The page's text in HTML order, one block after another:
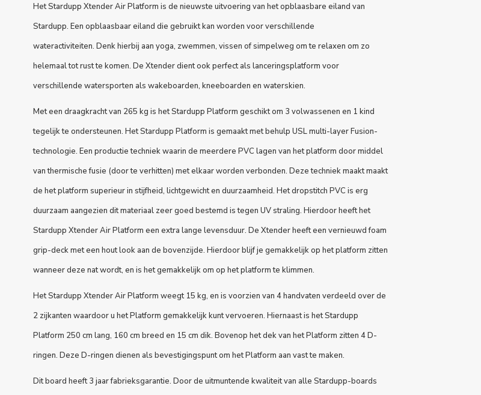
Het Stardupp Xtender Air Platform is de nieuwste uitvoering van het opblaasbare eiland van
Stardupp. Een opblaasbaar eiland die gebruikt kan worden voor verschillende
wateractiviteiten. Denk hierbij aan yoga, zwemmen, vissen of simpelweg om te relaxen om zo
helemaal tot rust te komen. De Xtender dient ook perfect als lanceringsplatform voor
verschillende watersporten als wakeboarden, kneeboarden en waterskien.
Met een draagkracht van 265 kg is het Stardupp Platform geschikt om 3 volwassenen en 1 kind
tegelijk te ondersteunen. Het Stardupp Platform is gemaakt met behulp USL multi-layer Fusion-
technologie. Een productie techniek waarin de meerdere PVC lagen van het platform door middel
van thermische fusie (door te verhitten) met elkaar worden verbonden. Deze techniek maakt maakt
de het platform superieur in stijfheid, lichtgewicht en duurzaamheid. Het dropstitch PVC is erg
duurzaam aangezien dit materiaal zeer goed bestemd is tegen UV straling. Hierdoor heeft het
Stardupp Xtender Air Platform een extra lange levensduur. De Xtender heeft een vernieuwd foam
grip-deck met een hout look aan de bovenzijde. Hierdoor blijf je gemakkelijk op het platform zitten
wanneer deze nat wordt, en is het gemakkelijk om op het platform te klimmen.
Het Stardupp Xtender Air Platform weegt 15 kg, en is voorzien van 4 handvaten verdeeld over de
2 zijkanten waardoor u het Platform gemakkelijk kunt vervoeren. Hiernaast is het Stardupp
Platform 250 cm lang, 160 cm breed en 15 cm dik. Bovenop het dek van het Platform zitten 4 D-
ringen. Deze D-ringen dienen als bevestigingspunt om het Platform aan vast te maken.
Dit board heeft 3 jaar fabrieksgarantie. Door de uitmuntende kwaliteit van alle Stardupp-boards